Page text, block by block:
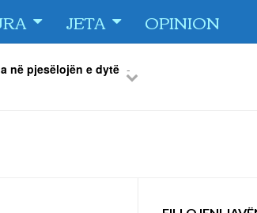
JETA OPINION
në pjesëlojën e dytë
PreviousNext